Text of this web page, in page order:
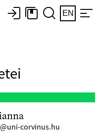
EN
corvinus.hu